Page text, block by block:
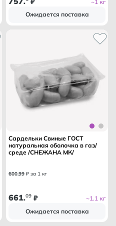
~1 кг
Ожидается поставка
Сардельки Свиные ГОСТ
натуральная оболочка в газ/
среде /СНЕЖАНА МК/
600.99 ₽ за 1 кг
661.09 ₽
~1.1 кг
Ожидается поставка